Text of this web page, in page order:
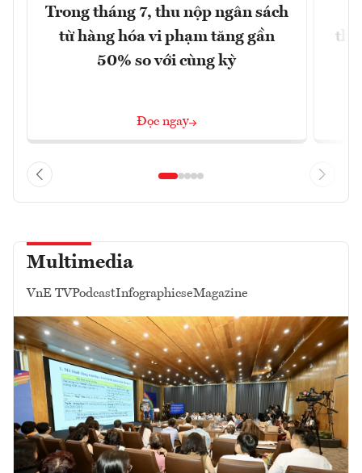
Trong tháng 7, thu nộp ngân sách
từ hàng hóa vi phạm tăng gần
50% so với cùng kỳ
Đọc ngay
Multimedia
VnE TVPodcastInfographicseMagazine